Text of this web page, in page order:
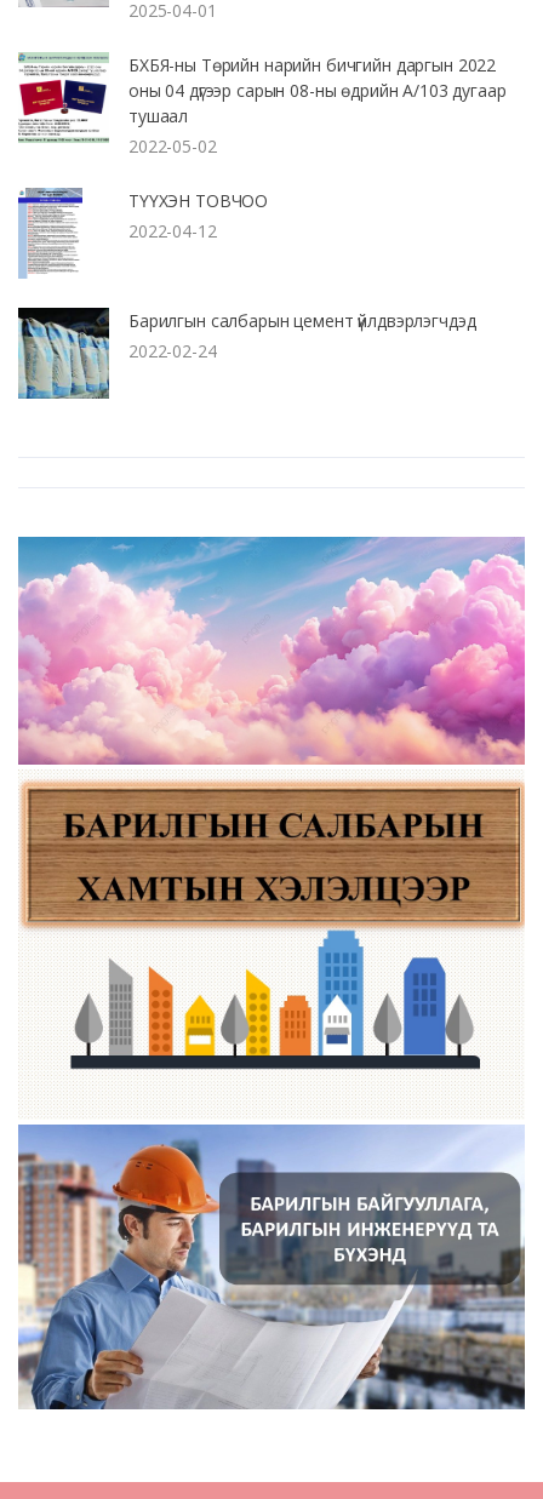
2025-04-01
БХБЯ-ны Төрийн нарийн бичгийн даргын 2022
оны 04 дүгээр сарын 08-ны өдрийн А/103 дугаар
тушаал
2022-05-02
ТҮҮХЭН ТОВЧОО
2022-04-12
Барилгын салбарын цемент үйлдвэрлэгчдэд
2022-02-24